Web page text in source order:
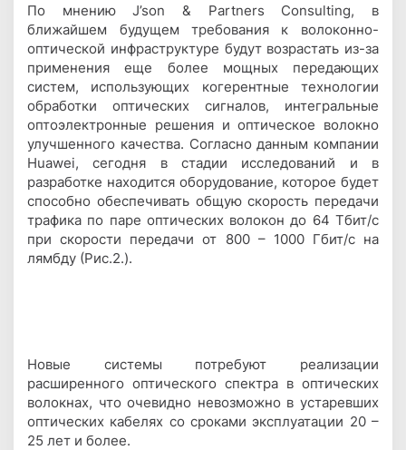
По мнению J’son & Partners Consulting, в
ближайшем будущем требования к волоконно-
оптической инфраструктуре будут возрастать из-за
применения еще более мощных передающих
систем, использующих когерентные технологии
обработки оптических сигналов, интегральные
оптоэлектронные решения и оптическое волокно
улучшенного качества. Согласно данным компании
Huawei, сегодня в стадии исследований и в
разработке находится оборудование, которое будет
способно обеспечивать общую скорость передачи
трафика по паре оптических волокон до 64 Тбит/с
при скорости передачи от 800 – 1000 Гбит/с на
лямбду (Рис.2.).
Новые системы потребуют реализации
расширенного оптического спектра в оптических
волокнах, что очевидно невозможно в устаревших
оптических кабелях со сроками эксплуатации 20 –
25 лет и более.